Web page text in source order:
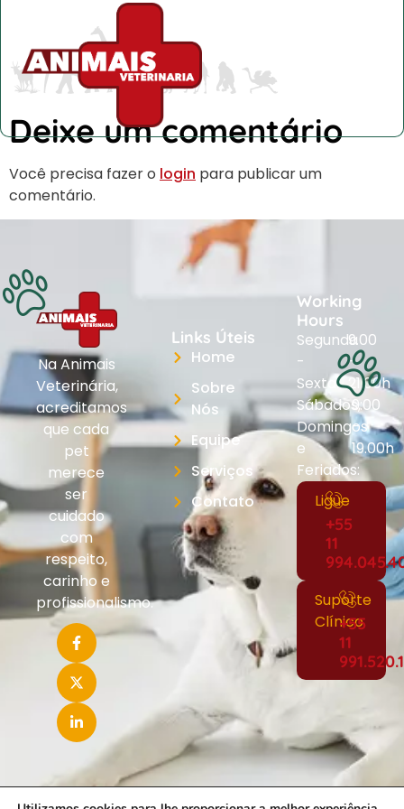
Deixe um comentário
Você precisa fazer o login para publicar um
comentário.
Links Úteis
Home
Sobre
Nós
Equipe
Serviços
Contato
Na Animais
Veterinária,
acreditamos
que cada
pet
merece
ser
cuidado
com
respeito,
carinho e
profissionalismo.
Working
Hours
Segunda
-
Sexta:
9.00
-
21.00h
Sábados,
Domingos
e
Feriados:
9:00
-
19.00h
Ligue
+55
11
Suporte
Clínico
+55
11